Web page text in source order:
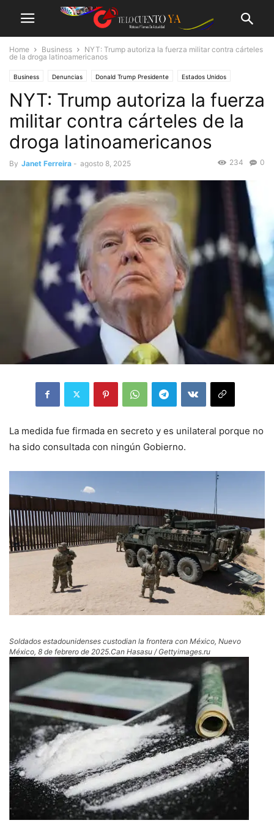
Home Business
NYT: Trump autoriza la fuerza militar contra cárteles
de la droga latinoamericanos
Business Denuncias Donald Trump Presidente Estados Unidos
Guerra contra la droga
NYT: Trump autoriza la fuerza
militar contra cárteles de la
droga latinoamericanos
By Janet Ferreira - agosto 8, 2025 0
234
La medida fue firmada en secreto y es unilateral porque no
ha sido consultada con ningún Gobierno.
Soldados estadounidenses custodian la frontera con México, Nuevo
México, 8 de febrero de 2025.Can Hasasu / Gettyimages.ru